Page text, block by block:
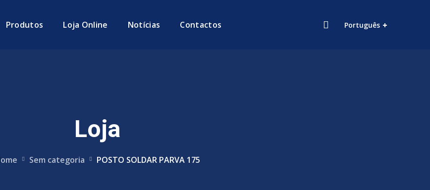
Produtos Loja Online Notícias Contactos Português
Loja
Sem categoria POSTO SOLDAR PARVA 175